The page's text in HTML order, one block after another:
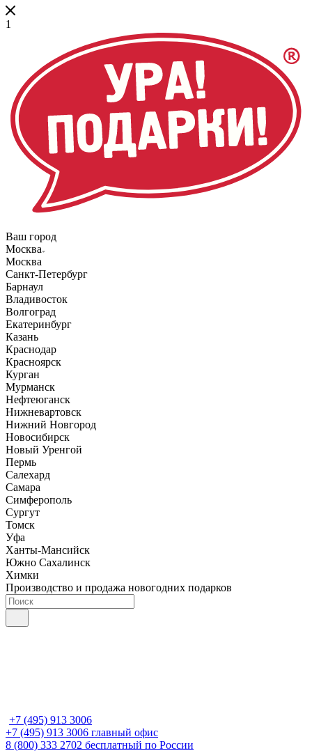
1
Ваш город
Москва
Москва
Санкт-Петербург
Барнаул
Владивосток
Волгоград
Екатеринбург
Казань
Краснодар
Красноярск
Курган
Мурманск
Нефтеюганск
Нижневартовск
Нижний Новгород
Новосибирск
Новый Уренгой
Пермь
Салехард
Самара
Симферополь
Сургут
Томск
Уфа
Ханты-Мансийск
Южно Сахалинск
Химки
Производство и продажа новогодних подарков
+7 (495) 913 3006
+7 (495) 913 3006 главный офис
8 (800) 333 2702 бесплатный по России